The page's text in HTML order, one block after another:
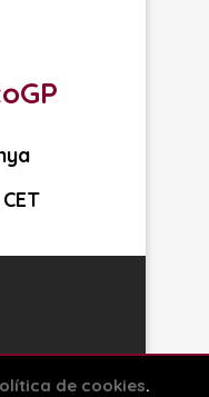
de cookies.